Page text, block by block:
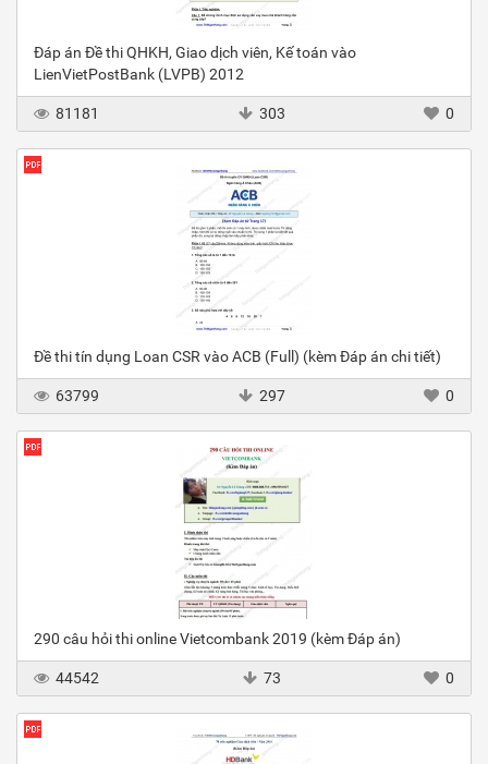
Đáp án Đề thi QHKH, Giao dịch viên, Kế toán vào
LienVietPostBank (LVPB) 2012
81181 303 0
Đề thi tín dụng Loan CSR vào ACB (Full) (kèm Đáp án chi tiết)
63799 297 0
290 câu hỏi thi online Vietcombank 2019 (kèm Đáp án)
44542 73 0